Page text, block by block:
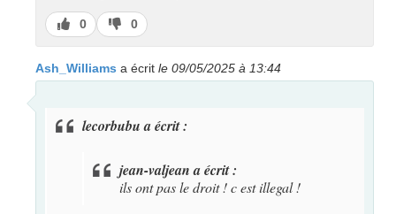
J’aime
0
J’aime
pas
0
Ash_Williams a écrit le 09/05/2025 à 13:44
lecorbubu a écrit :
jean-valjean a écrit :
ils ont pas le droit ! c est illegal !